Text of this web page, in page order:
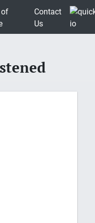
of
Contact
Us